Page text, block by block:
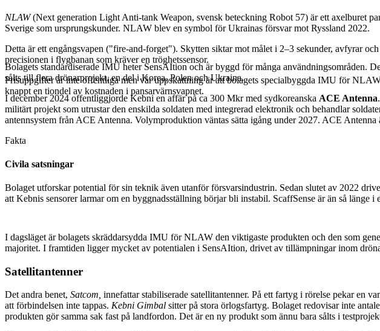
NLAW(Next generation Light Anti-tank Weapon, svensk beteckning Robot 57) är ett axelburet
Sverige som ursprungskunder. NLAW blev en symbol för Ukrainas försvar mot Ryssland 2022.
Detta är ett engångsvapen ("fire-and-forget"). Skytten siktar mot målet i 2–3 sekunder, avfyrar
precisionen i flygbanan som kräver en tröghetssensor.
Prisuppgifter är inte offentliga men vår uppskattning är att bolagets specialbyggda IMU för
knappt en tiondel av kostnaden i pansarvärnsvapnet.
Bolagets standardiserade IMU heter SensAItion och är byggd för många användningsområden.
sålts till flera drönarprojekt, en del i Korea, Polen och Ukraina.
I december 2024 offentliggjorde Kebni en affär på ca 300 Mkr med sydkoreanska ACE Antenna
militärt projekt som utrustar den enskilda soldaten med integrerad elektronik och behandlar
antennsystem från ACE Antenna. Volymproduktion väntas sätta igång under 2027. ACE Antenna
Fakta
Civila satsningar
Bolaget utforskar potential för sin teknik även utanför försvarsindustrin. Sedan slutet av 2022
att Kebnis sensorer larmar om en byggnadsställning börjar bli instabil. ScaffSense är än så
I dagsläget är bolagets skräddarsydda IMU för NLAW den viktigaste produkten och den som
majoritet. I framtiden ligger mycket av potentialen i SensAItion, drivet av tillämpningar inom
Satellitantenner
Det andra benet, Satcom, innefattar stabiliserade satellitantenner. På ett fartyg i rörelse pekar en
att förbindelsen inte tappas. Kebni Gimbal sitter på stora örlogsfartyg. Bolaget redovisar inte
produkten gör samma sak fast på landfordon. Det är en ny produkt som ännu bara sålts i